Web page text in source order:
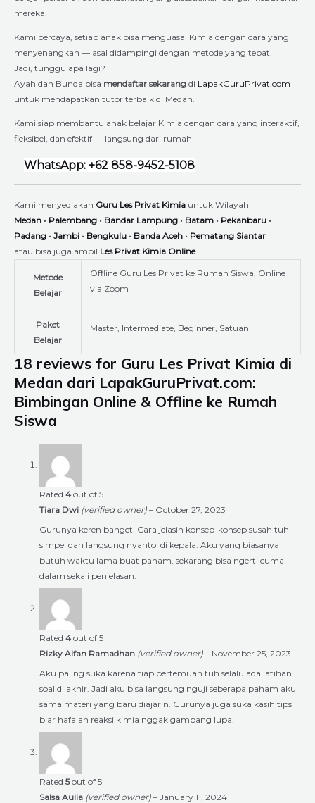
mereka.
Kami percaya, setiap anak bisa menguasai Kimia dengan cara yang
menyenangkan — asal didampingi dengan metode yang tepat.
Jadi, tunggu apa lagi?
Ayah dan Bunda bisa mendaftar sekarang di LapakGuruPrivat.com
untuk mendapatkan tutor terbaik di Medan.
Kami siap membantu anak belajar Kimia dengan cara yang interaktif,
fleksibel, dan efektif — langsung dari rumah!
WhatsApp: +62 858-9452-5108
Kami menyediakan Guru Les Privat Kimia untuk Wilayah
Medan • Palembang • Bandar Lampung • Batam • Pekanbaru •
Padang • Jambi • Bengkulu • Banda Aceh • Pematang Siantar
atau bisa juga ambil Les Privat Kimia Online
Metode
Belajar
Offline Guru Les Privat ke Rumah Siswa, Online
via Zoom
Paket
Belajar
Master, Intermediate, Beginner, Satuan
18 reviews for Guru Les Privat Kimia di
Medan dari LapakGuruPrivat.com:
Bimbingan Online & Offline ke Rumah
Siswa
Rated 4 out of 5
Tiara Dwi (verified owner) – October 27, 2023
Gurunya keren banget! Cara jelasin konsep-konsep susah tuh
simpel dan langsung nyantol di kepala. Aku yang biasanya
butuh waktu lama buat paham, sekarang bisa ngerti cuma
dalam sekali penjelasan.
Rated 4 out of 5
Rizky Alfan Ramadhan (verified owner) – November 25, 2023
Aku paling suka karena tiap pertemuan tuh selalu ada latihan
soal di akhir. Jadi aku bisa langsung nguji seberapa paham aku
sama materi yang baru diajarin. Gurunya juga suka kasih tips
biar hafalan reaksi kimia nggak gampang lupa.
Rated 5out of 5
Salsa Aulia (verified owner) – January 11, 2024